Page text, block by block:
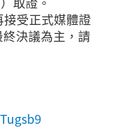
受正式媒體證
決議為主，請